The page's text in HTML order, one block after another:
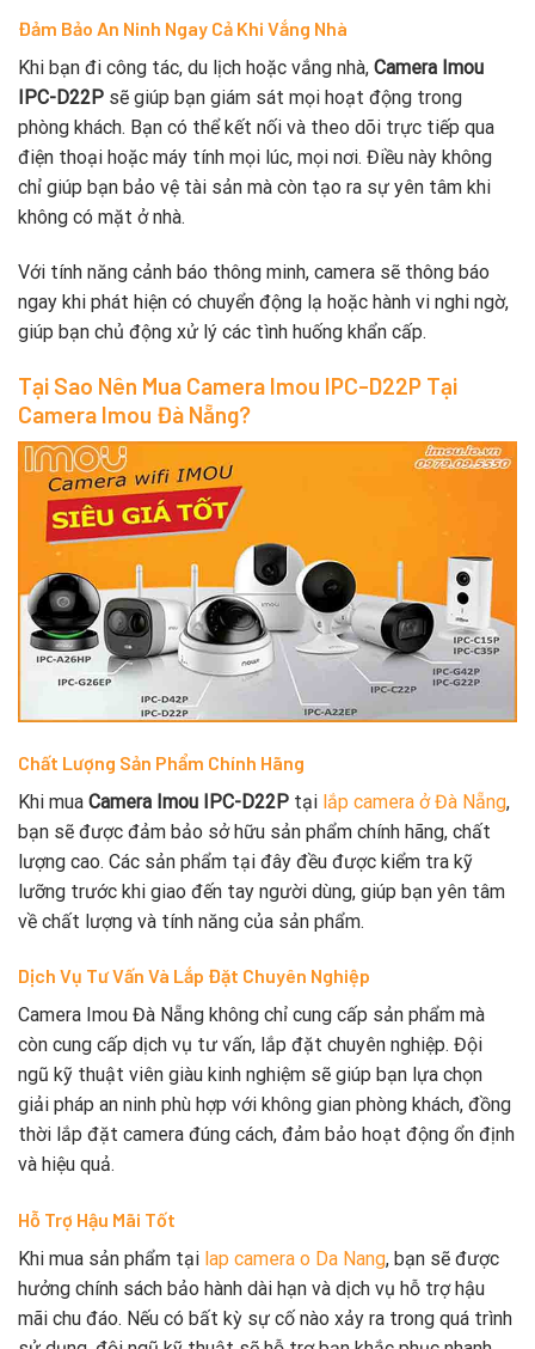
Đảm Bảo An Ninh Ngay Cả Khi Vắng Nhà
Khi bạn đi công tác, du lịch hoặc vắng nhà, Camera Imou
IPC-D22P sẽ giúp bạn giám sát mọi hoạt động trong
phòng khách. Bạn có thể kết nối và theo dõi trực tiếp qua
điện thoại hoặc máy tính mọi lúc, mọi nơi. Điều này không
chỉ giúp bạn bảo vệ tài sản mà còn tạo ra sự yên tâm khi
không có mặt ở nhà.
Với tính năng cảnh báo thông minh, camera sẽ thông báo
ngay khi phát hiện có chuyển động lạ hoặc hành vi nghi ngờ,
giúp bạn chủ động xử lý các tình huống khẩn cấp.
Tại Sao Nên Mua Camera Imou IPC-D22P Tại
Camera Imou Đà Nẵng?
Chất Lượng Sản Phẩm Chính Hãng
Khi mua Camera Imou IPC-D22P tại lắp camera ở Đà Nẵng,
bạn sẽ được đảm bảo sở hữu sản phẩm chính hãng, chất
lượng cao. Các sản phẩm tại đây đều được kiểm tra kỹ
lưỡng trước khi giao đến tay người dùng, giúp bạn yên tâm
về chất lượng và tính năng của sản phẩm.
Dịch Vụ Tư Vấn Và Lắp Đặt Chuyên Nghiệp
Camera Imou Đà Nẵng không chỉ cung cấp sản phẩm mà
còn cung cấp dịch vụ tư vấn, lắp đặt chuyên nghiệp. Đội
ngũ kỹ thuật viên giàu kinh nghiệm sẽ giúp bạn lựa chọn
giải pháp an ninh phù hợp với không gian phòng khách, đồng
thời lắp đặt camera đúng cách, đảm bảo hoạt động ổn định
và hiệu quả.
Hỗ Trợ Hậu Mãi Tốt
Khi mua sản phẩm tại lap camera o Da Nang, bạn sẽ được
hưởng chính sách bảo hành dài hạn và dịch vụ hỗ trợ hậu
mãi chu đáo. Nếu có bất kỳ sự cố nào xảy ra trong quá trình